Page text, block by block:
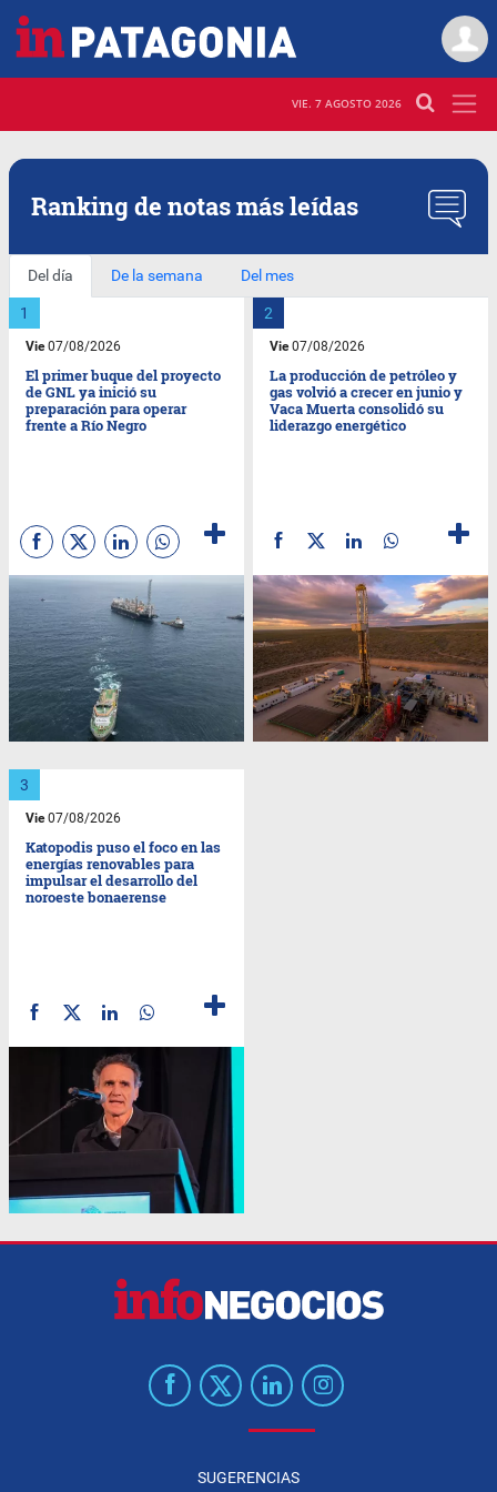
VIE. 7 AGOSTO 2026
Ranking de notas másleídas
Del día De la semana Del mes
Vie07/08/2026
El primer buque del proyecto
de GNL ya inició su
preparación para operar
frente a Río Negro
Vie07/08/2026
La producción de petróleo y
gas volvió a crecer en junio y
Vaca Muerta consolidó su
liderazgo energético
Vie07/08/2026
Katopodis puso el foco en las
energías renovables para
impulsar el desarrollo del
noroeste bonaerense
SUGERENCIAS